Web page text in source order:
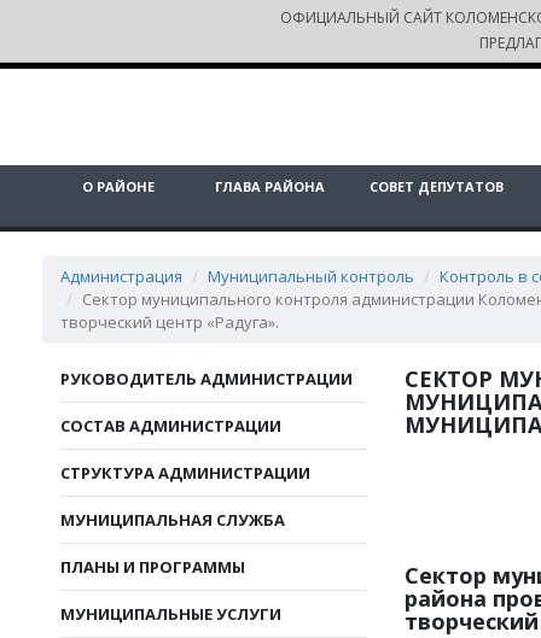
ОФИЦИАЛЬНЫЙ САЙТ
О РАЙОНЕ ГЛАВА РАЙОНА СОВЕТ ДЕПУТАТОВ
Администрация Муниципальный контроль
Контроль в
Сектор муниципального контроля администрации
творческий центр «Радуга».
РУКОВОДИТЕЛЬ АДМИНИСТРАЦИИ
СОСТАВ АДМИНИСТРАЦИИ
СТРУКТУРА АДМИНИСТРАЦИИ
МУНИЦИПАЛЬНАЯ СЛУЖБА
ПЛАНЫ И ПРОГРАММЫ
МУНИЦИПАЛЬНЫЕ УСЛУГИ
СЕКТОР
Сектор
района